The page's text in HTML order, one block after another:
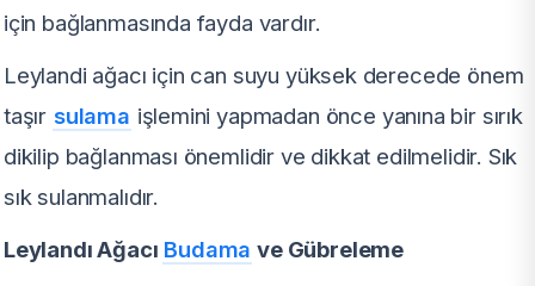
için bağlanmasında fayda vardır.
Leylandi ağacı için can suyu yüksek derecede önem
taşır sulama işlemini yapmadan önce yanına bir sırık
dikilip bağlanması önemlidir ve dikkat edilmelidir. Sık
sık sulanmalıdır.
Leylandı Ağacı Budama ve Gübreleme